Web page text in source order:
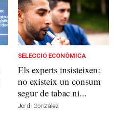
SELECCIÓ ECONÒMICA
Els experts insisteixen:
no existeix un consum
segur de tabac ni...
Jordi González